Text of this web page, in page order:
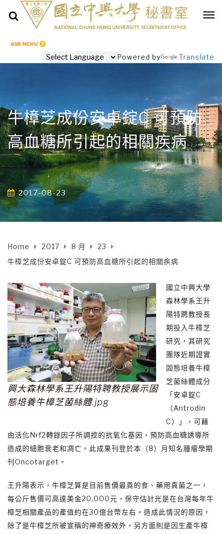
Powered by Translate
牛樟芝成份安卓錠C 可預防
高血糖所引起的相關疾病
2017-08-23
Home 2017 8 月
23
牛樟芝成份安卓錠C 可預防高血糖所引起的相關疾病
興大森林學系王升陽特聘教授展示固
態培養牛樟芝菌絲體.jpg
國立中興大學
森林學系王升
陽特聘教授長
期投入牛樟芝
研究，其研究
團隊近期證實
固態培養牛樟
芝菌絲體成分
「安卓錠C
（Antrodin
C）」，可藉
由活化Nrf2轉錄因子所調控的抗氧化基因，預防高血糖誘導所
造成的細胞衰老和凋亡。此成果刊登於本（8）月知名腫瘤學期
刊Oncotarget。
王升陽表示，牛樟芝算是目前售價最貴的食、藥用真菌之一，
每公斤售價可高達美金20,000元，保守估計光是在台灣每年牛
樟芝相關產品的產值約在30億台幣左右。造成此情況的原因，
除了是牛樟芝所被宣稱的神奇療效外，另方面則是因生產牛樟